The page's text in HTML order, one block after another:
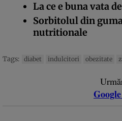
La ce e buna vata
Sorbitolul din
nutritionale
Tags: diabet indulcitori obezitate